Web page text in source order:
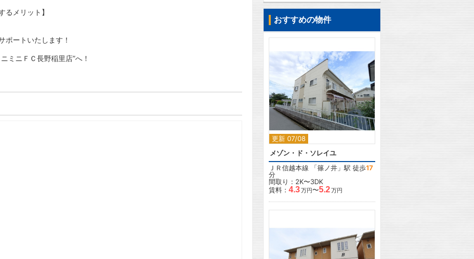
るメリット】
ポートいたします！
ミニＦＣ長野稲里店”へ！
おすすめの物件
更新 07/08
2
メゾン・ド・ソレイユ
ＪＲ信越本線 「篠ノ井 」駅 徒歩17
分
間取り：2K〜3DK
賃料： 4.3万円〜5.2万円